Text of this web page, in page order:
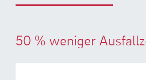
50 % weniger